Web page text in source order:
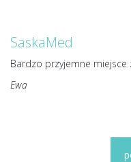
SaskaMed
Bardzo przyjemne miejsce
Ewa